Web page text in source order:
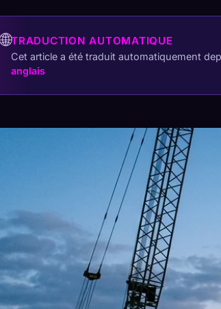
🌐TRADUCTION AUTOMATIQUE
Cet article a été traduit automatiquement
anglais